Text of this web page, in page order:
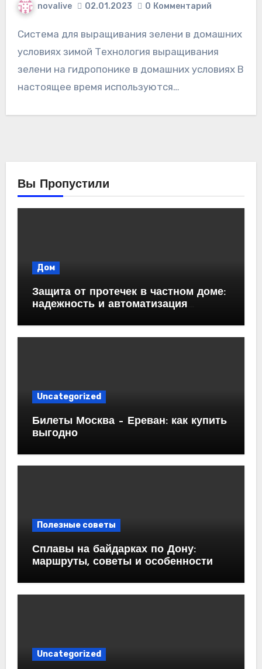
novalive 02.01.2023 0 Комментарий
Система для выращивания зелени в домашних
условиях зимой Технология выращивания
зелени на гидропонике в домашних условиях В
настоящее время используются…
Вы Пропустили
Дом
Защита от протечек в частном доме:
надежность и автоматизация
Uncategorized
Билеты Москва – Ереван: как купить
выгодно
Полезные советы
Сплавы на байдарках по Дону:
маршруты, советы и особенности
Uncategorized